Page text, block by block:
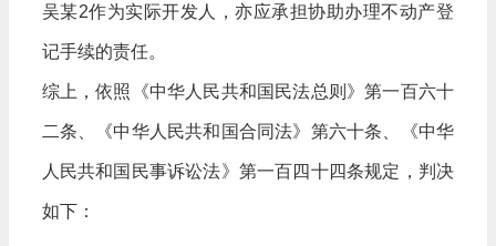
吴某2作为实际开发人，亦应承担协助办理不动产登
记手续的责任。
综上，依照《中华人民共和国民法总则》第一百六十
二条、《中华人民共和国合同法》第六十条、《中华
人民共和国民事诉讼法》第一百四十四条规定，判决
如下：